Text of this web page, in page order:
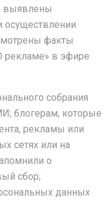
выявлены
осуществлении
факты
рекламе» в эфире
собрания
блогерам, которые
рекламы или
сетях или на
о
сбор;
данных